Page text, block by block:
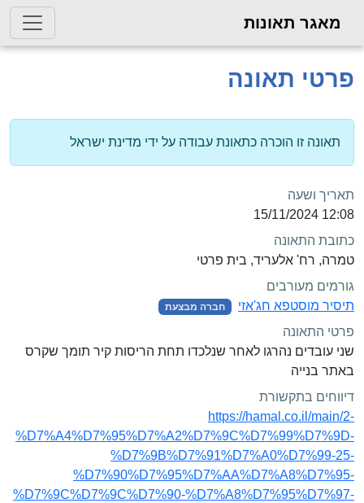
מאגר תאונות
פרטי תאונה
תאונה זו הוכרה כתאונת עבודה על ידי מדינת ישראל
תאריך ושעה
12:08 15/11/2024
כתובת התאונה
טמרה, רח' אלעריד, בית פרטי
גורמים מעורבים
תיסיר מוסטפא חג'אזי
חברה מבצעת
פרטי התאונה
שני עובדים נהרגו לאחר שנלכדו תחת הריסות קיר תומך שקרס
באתר בנייה
דיווחים בתקשורת
https://hamal.co.il/main/2-
%D7%A4%D7%95%D7%A2%D7%9C%D7%99%D7%9D-
%D7%9B%D7%91%D7%A0%D7%99-25-
%D7%90%D7%95%D7%AA%D7%A8%D7%95-
%D7%9C%D7%9C%D7%90-%D7%A8%D7%95%D7%97-